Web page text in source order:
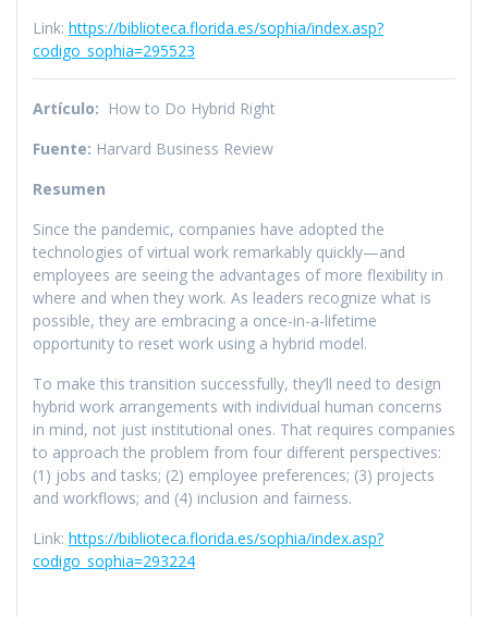
Link: https://biblioteca.florida.es/sophia/index.asp?
codigo_sophia=295523
Artículo: How to Do Hybrid Right
Fuente: Harvard Business Review
Resumen
Since the pandemic, companies have adopted the
technologies of virtual work remarkably quickly—and
employees are seeing the advantages of more flexibility in
where and when they work. As leaders recognize what is
possible, they are embracing a once-in-a-lifetime
opportunity to reset work using a hybrid model.
To make this transition successfully, they’ll need to design
hybrid work arrangements with individual human concerns
in mind, not just institutional ones. That requires companies
to approach the problem from four different perspectives:
(1) jobs and tasks; (2) employee preferences; (3) projects
and workflows; and (4) inclusion and fairness.
Link: https://biblioteca.florida.es/sophia/index.asp?
codigo_sophia=293224